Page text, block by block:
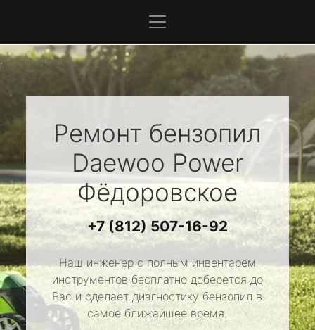
Ремонт бензопил
Daewoo Power
Фёдоровское
+7 (812) 507-16-92
Наш инженер с полным инвентарем
инструментов бесплатно доберется до
Вас и сделает диагностику бензопил в
самое ближайшее время.